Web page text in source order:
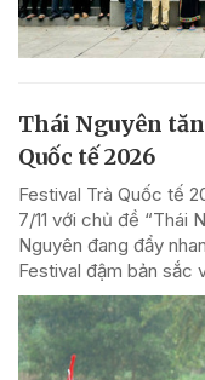
Thái Nguyên
Quốc tế 2026
Festival Trà Quốc tế
7/11 với chủ đề “Thái
Nguyên đang đẩy
Festival đậm bản sắc